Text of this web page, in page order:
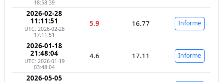
18:58:39
2026-02-28
11:11:51
UTC: 2026-02-28
17:11:51
5.9 16.77 Informe
2026-01-18
21:48:04
UTC: 2026-01-19
03:48:04
4.6 17.11 Informe
2026-05-05